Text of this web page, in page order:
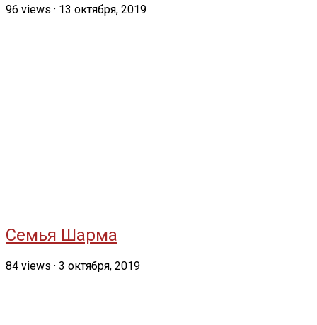
96 views · 13 октября, 2019
Семья Шарма
84 views · 3 октября, 2019